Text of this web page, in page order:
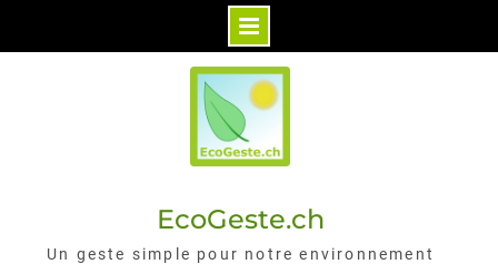
EcoGeste.ch
Un geste simple pour notre environnement